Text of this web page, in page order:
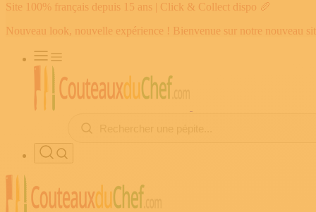
Site 100% français depuis 15 ans | Click & Collect dispo 🥖
Nouveau look, nouvelle expérience ! Bienvenue sur notre nouveau